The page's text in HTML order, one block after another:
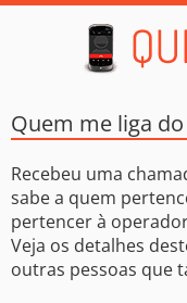
Quem me liga do
Recebeu uma
sabe a quem
pertencer à
Veja os detalhes
outras pessoas que